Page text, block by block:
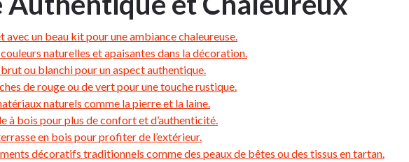
avec un beau kit pour une ambiance chaleureuse.
naturelles et apaisantes dans la décoration.
ou blanchi pour un aspect authentique.
de rouge ou de vert pour une touche rustique.
naturels comme la pierre et la laine.
à bois pour plus de confort et d’authenticité.
en bois pour profiter de l’extérieur.
décoratifs traditionnels comme des peaux de bêtes ou des tissus en tartan.